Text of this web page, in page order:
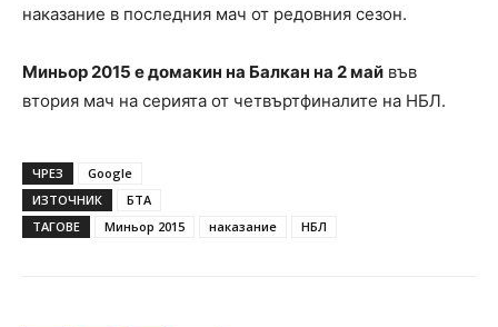
наказание в последния мач от редовния сезон.
Миньор 2015 е домакин на Балкан на 2 май във
втория мач на серията от четвъртфиналите на НБЛ.
ЧРЕЗ
Google
ИЗТОЧНИК
БТА
ТАГОВЕ
Миньор 2015 наказание НБЛ